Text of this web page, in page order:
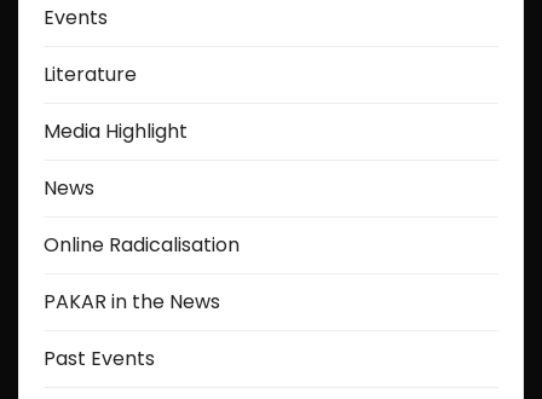
t
o
Events
Literature
Media Highlight
News
Online Radicalisation
PAKAR in the News
Past Events